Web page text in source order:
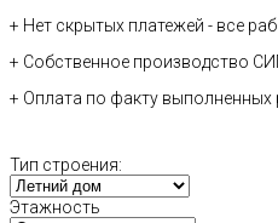
+ Нет скрытых платежей - все
+ Собственное производство
+ Оплата по факту выполненных
Тип строения:
Этажность